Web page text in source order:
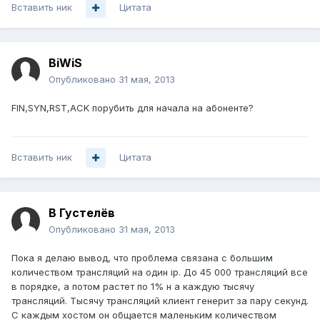
Вставить ник Цитата
BiWiS
Опубликовано 31 мая, 2013
FIN,SYN,RST,ACK порубить для начала на абоненте?
Вставить ник Цитата
В Густелёв
Опубликовано 31 мая, 2013
Пока я делаю вывод, что проблема связана с большим
количеством трансляций на один ip. До 45 000 трансляций все
в порядке, а потом растет по 1% н а каждую тысячу
трансляций. Тысячу трансляций клиент генерит за пару секунд.
С каждым хостом он общается маленьким количеством